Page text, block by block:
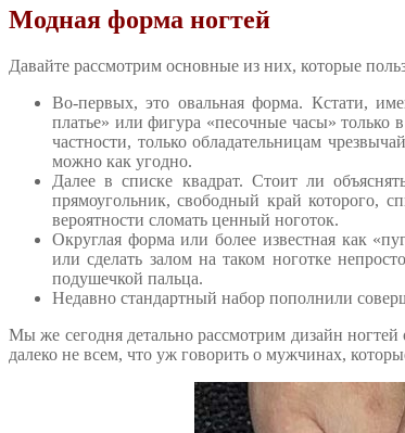
Модная форма ногтей
Давайте рассмотрим основные из них, которые
Во-первых, это овальная форма. Кстати,
платье» или фигура «песочные часы» только
частности, только обладательницам
можно как угодно.
Далее в списке квадрат. Стоит ли
прямоугольник, свободный край которого,
вероятности сломать ценный ноготок.
Округлая форма или более известная как
или сделать залом на таком ноготке
подушечкой пальца.
Недавно стандартный набор пополнили
Мы же сегодня детально рассмотрим дизайн
далеко не всем, что уж говорить о мужчинах,